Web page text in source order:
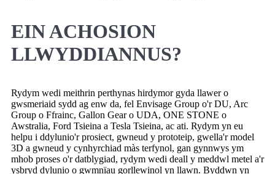
EIN ACHOSION
LLWYDDIANNUS?
Rydym wedi meithrin perthynas hirdymor gyda llawer o
gwsmeriaid sydd ag enw da, fel Envisage Group o'r DU, Arc
Group o Ffrainc, Gallon Gear o UDA, ONE STONE o
Awstralia, Ford Tsieina a Tesla Tsieina, ac ati. Rydym yn eu
helpu i ddylunio'r prosiect, gwneud y prototeip, gwella'r model
3D a gwneud y cynhyrchiad màs terfynol, gan gynnwys ym
mhob proses o'r datblygiad, rydym wedi deall y meddwl metel a'r
ysbryd dylunio o gwmnïau gorllewinol yn llawn. Byddwn yn